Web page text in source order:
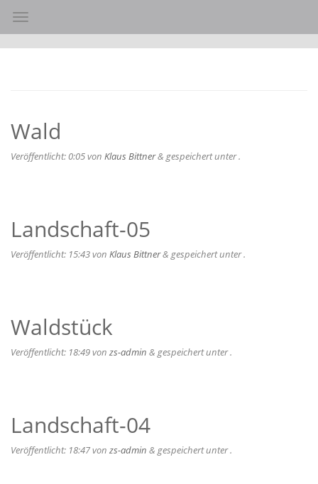
Toggle navigation
Wald
Veröffentlicht:0:05von Klaus Bittner& gespeichert unter .
Landschaft-05
Veröffentlicht: 15:43von Klaus Bittner& gespeichert unter .
Waldstück
Veröffentlicht: 18:49von zs-admin & gespeichert unter .
Landschaft-04
Veröffentlicht: 18:47von zs-admin & gespeichert unter .